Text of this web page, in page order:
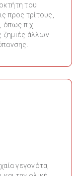
του
προς τρίτους,
όπως π.χ.
ζημιές άλλων
γεγονότα,